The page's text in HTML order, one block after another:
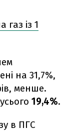
газ із 1
на 31,7%,
менше.
19,4%.
в ПГС